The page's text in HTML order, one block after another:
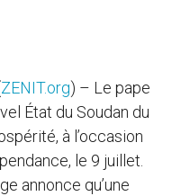
ZENIT.org) – Le pape
État du Soudan du
à l’occasion
le 9 juillet.
annonce qu’une